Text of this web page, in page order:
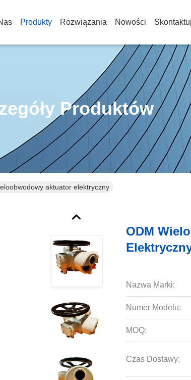
Produkty Rozwiązania Nowości
Produktów
aktuator elektryczny
ODM
Nazwa Marki:
Numer Modelu:
MOQ:
Czas Dostawy: